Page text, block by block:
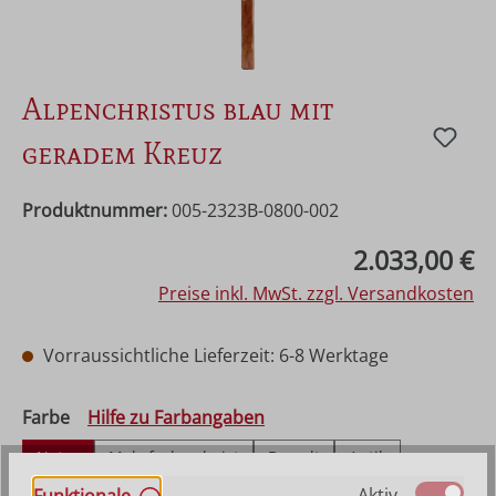
Alpenchristus blau mit
geradem Kreuz
Produktnummer: 005-2323B-0800-002
2.033,00 €
Preise inkl. MwSt. zzgl. Versandkosten
Vorraussichtliche Lieferzeit: 6-8 Werktage
Farbeauswählen
Hilfe zu Farbangaben
Natur Mehrfach gebeizt Bemalt
Antik